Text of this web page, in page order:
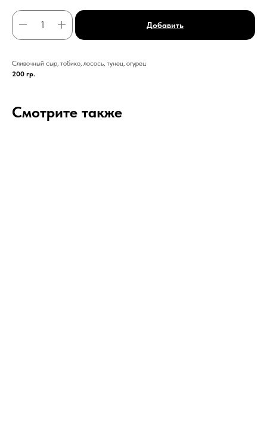
Добавить
Сливочный сыр, тобико, лосось, тунец, огурец
200 гр.
Смотрите также